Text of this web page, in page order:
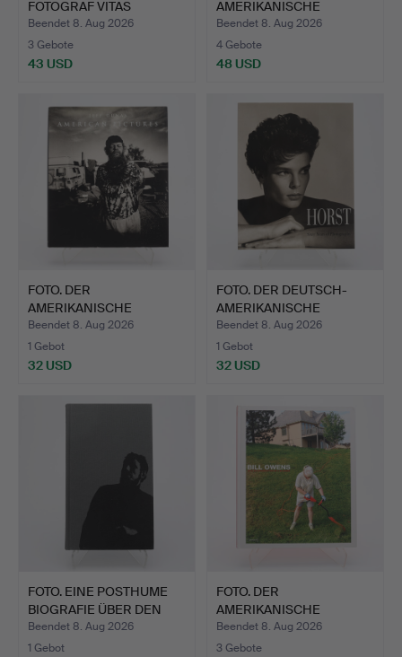
FOTOGRAF VITAS
LUCKUS…
Beendet 8. Aug 2026
3 Gebote
43 USD
AMERIKANISCHE
FOTOGRAF DAVID J. …
Beendet 8. Aug 2026
4 Gebote
48 USD
FOTO. DER
AMERIKANISCHE
FOTOGRAF JEFF DUNA…
Beendet 8. Aug 2026
1 Gebot
32 USD
FOTO. DER DEUTSCH-
AMERIKANISCHE
FOTOGRAF H…
Beendet 8. Aug 2026
1 Gebot
32 USD
FOTO. EINE POSTHUME
BIOGRAFIE ÜBER DEN
LIT…
Beendet 8. Aug 2026
1 Gebot
FOTO. DER
AMERIKANISCHE
FOTOGRAF BILL OWEN…
Beendet 8. Aug 2026
3 Gebote